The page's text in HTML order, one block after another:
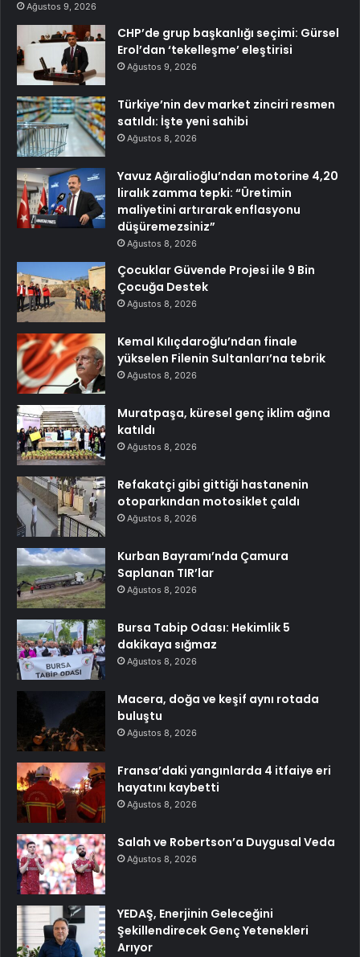
Ağustos 9, 2026
CHP’de grup başkanlığı seçimi: Gürsel
Erol’dan ‘tekelleşme’ eleştirisi
Ağustos 9, 2026
Türkiye’nin dev market zinciri resmen
satıldı: İşte yeni sahibi
Ağustos 8, 2026
Yavuz Ağıralioğlu’ndan motorine 4,20
liralık zamma tepki: “Üretimin
maliyetini artırarak enflasyonu
düşüremezsiniz”
Ağustos 8, 2026
Çocuklar Güvende Projesi ile 9 Bin
Çocuğa Destek
Ağustos 8, 2026
Kemal Kılıçdaroğlu’ndan finale
yükselen Filenin Sultanları’na tebrik
Ağustos 8, 2026
Muratpaşa, küresel genç iklim ağına
katıldı
Ağustos 8, 2026
Refakatçi gibi gittiği hastanenin
otoparkından motosiklet çaldı
Ağustos 8, 2026
Kurban Bayramı’nda Çamura
Saplanan TIR’lar
Ağustos 8, 2026
Bursa Tabip Odası: Hekimlik 5
dakikaya sığmaz
Ağustos 8, 2026
Macera, doğa ve keşif aynı rotada
buluştu
Ağustos 8, 2026
Fransa’daki yangınlarda 4 itfaiye eri
hayatını kaybetti
Ağustos 8, 2026
Salah ve Robertson’a Duygusal Veda
Ağustos 8, 2026
YEDAŞ, Enerjinin Geleceğini
Şekillendirecek Genç Yetenekleri
Arıyor